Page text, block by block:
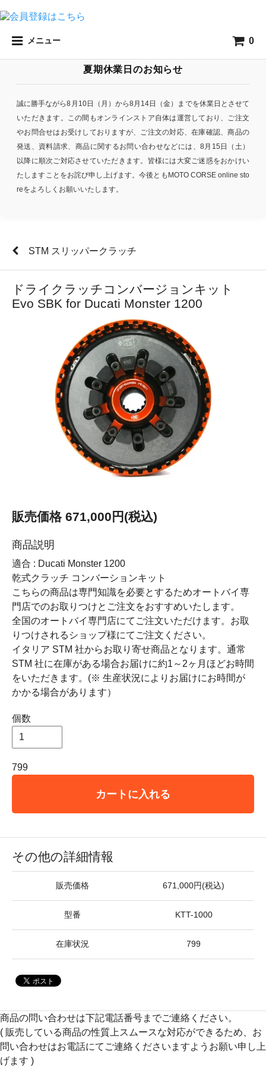
メニュー 0
夏期休業日のお知らせ
誠に勝手ながら8月10日（月）から8月14日（金）までを休業日とさせて
いただきます。この間もオンラインストア自体は運営しており、ご注文
やお問合せはお受けしておりますが、ご注文の対応、在庫確認、商品の
発送、資料請求、商品に関するお問い合わせなどには、8月15日（土）
以降に順次ご対応させていただきます。皆様には大変ご迷惑をおかけい
たしますことをお詫び申し上げます。今後ともMOTO CORSE online sto
reをよろしくお願いいたします。
STM スリッパークラッチ
ドライクラッチコンバージョンキット
Evo SBK for Ducati Monster 1200
販売価格 671,000円(税込)
商品説明
適合 : Ducati Monster 1200
乾式クラッチ コンバーションキット
こちらの商品は専門知識を必要とするためオートバイ専
門店でのお取りつけとご注文をおすすめいたします。
全国のオートバイ専門店にてご注文いただけます。お取
りつけされるショップ様にてご注文ください。
イタリア STM 社からお取り寄せ商品となります。通常
STM 社に在庫がある場合お届けに約1～2ヶ月ほどお時間
をいただきます。(※ 生産状況によりお届けにお時間が
かかる場合があります）
個数
799
カートに入れる
その他の詳細情報
販売価格 671,000円(税込)
型番 KTT-1000
在庫状況 799
商品の問い合わせは下記電話番号までご連絡ください。
( 販売している商品の性質上スムースな対応ができるため、お
問い合わせはお電話にてご連絡くださいますようお願い申し上
げます )